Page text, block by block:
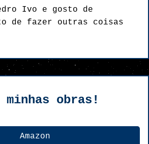
Ivo e gosto de
de fazer outras coisas
minhas obras!
Amazon